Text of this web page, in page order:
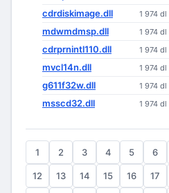
cdrdiskimage.dll 1 974 dl
mdwmdmsp.dll 1 974 dl
cdrprnintl110.dll 1 974 dl
mvcl14n.dll 1 974 dl
g611f32w.dll 1 974 dl
msscd32.dll 1 974 dl
1 2 3 4 5 6
12 13 14 15 16 17